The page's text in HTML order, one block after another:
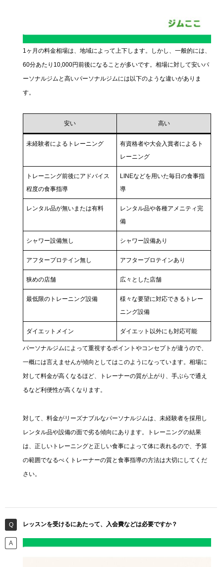
1ヶ月の料金相場は、地域によって上下します。しかし、一般的には、
60分あたり10,000円前後になることが多いです。相場に対して安いパ
ーソナルジムと高いパーソナルジムには以下のような違いがありま
す。
安い 高い
未経験者によるトレーニング
有資格者や大会入賞者によるト
レーニング
トレーニング前後にアドバイス
程度の食事指導
LINEなどを用いた毎日の食事指
導
レンタル品が無いまたは有料
レンタル品や各種アメニティ完
備
シャワー設備無し シャワー設備あり
アフタープロテイン無し アフタープロテインあり
狭めの店舗 広々とした店舗
最低限のトレーニング設備
様々な要望に対応できるトレー
ニング設備
ダイエットメイン ダイエット以外にも対応可能
パーソナルジムによって重視するポイントやコンセプトが違うので、
一概には言えませんが傾向としてはこのようになっています。相場に
対して料金が高くなるほど、トレーナーの質が上がり、手ぶらで通え
るなど利便性が高くなります。
対して、料金がリーズナブルなパーソナルジムは、未経験者を採用し
レンタル品や設備の面で劣る傾向にあります。トレーニングの結果
は、正しいトレーニングと正しい食事によって体に表れるので、予算
の範囲でなるべくトレーナーの質と食事指導の方法は大切にしてくだ
さい。
レッスンを受けるにあたって、入会費などは必要ですか？